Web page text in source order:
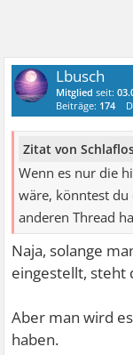
Lbusch
Mitglied seit:
Beiträge: 174
Zitat von
Wenn es nur die
wäre, könntest
anderen Thread
Naja, solange
eingestellt, steht
Aber man wird
haben.